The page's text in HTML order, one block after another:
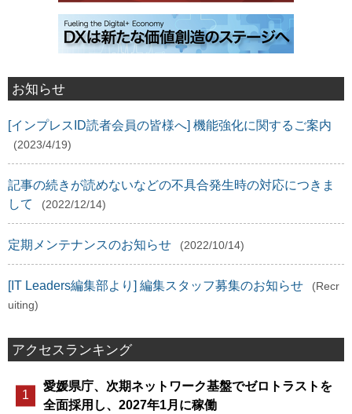
お知らせ
[インプレスID読者会員の皆様へ] 機能強化に関するご案内
(2023/4/19)
記事の続きが読めないなどの不具合発生時の対応につきま
して
(2022/12/14)
定期メンテナンスのお知らせ (2022/10/14)
[IT Leaders編集部より] 編集スタッフ募集のお知らせ
(Recr
uiting)
アクセスランキング
愛媛県庁、次期ネットワーク基盤でゼロトラストを
全面採用し、2027年1月に稼働